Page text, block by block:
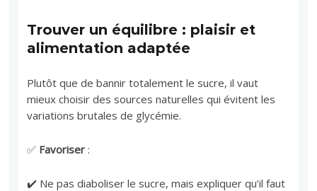
Trouver un équilibre : plaisir et
alimentation adaptée
Plutôt que de bannir totalement le sucre, il vaut
mieux choisir des sources naturelles qui évitent les
variations brutales de glycémie.
✅ Favoriser :
✔️ Ne pas diaboliser le sucre, mais expliquer qu’il faut